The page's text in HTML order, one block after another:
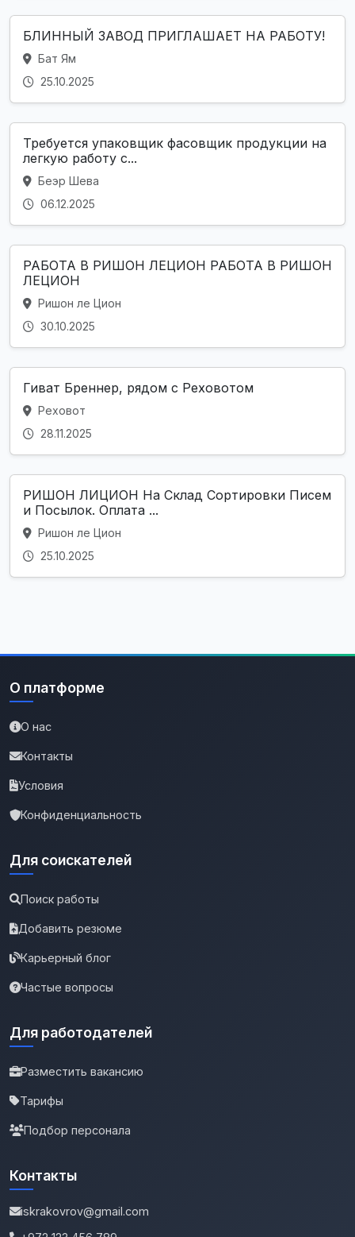
БЛИННЫЙ ЗАВОД ПРИГЛАШАЕТ НА РАБОТУ!
Бат Ям
25.10.2025
Требуется упаковщик фасовщик продукции на
легкую работу с...
Беэр Шева
06.12.2025
РАБОТА В РИШОН ЛЕЦИОН РАБОТА В РИШОН
ЛЕЦИОН
Ришон ле Цион
30.10.2025
Гиват Бреннер, рядом с Реховотом
Реховот
28.11.2025
РИШОН ЛИЦИОН На Склад Сортировки Писем
и Посылок. Оплата ...
Ришон ле Цион
25.10.2025
О платформе
О нас
Контакты
Условия
Конфиденциальность
Для соискателей
Поиск работы
Добавить резюме
Карьерный блог
Частые вопросы
Для работодателей
Разместить вакансию
Тарифы
Подбор персонала
Контакты
iskrakovrov@gmail.com